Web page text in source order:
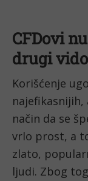
CFDovi
drugi
Korišćenje
najefikasnijih,
način da se
vrlo prost, a
zlato,
ljudi. Zbog